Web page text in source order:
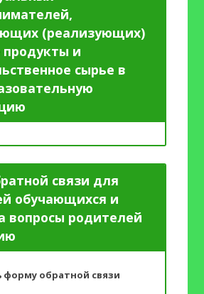
(реализующих)
и
сырье в
связи для
обучающихся и
вопросы родителей
обратной связи